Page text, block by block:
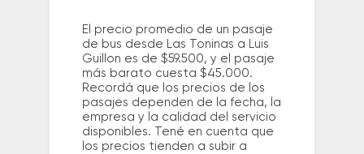
El precio promedio de un pasaje
de bus desde Las Toninas a Luis
Guillon es de $59.500, y el pasaje
más barato cuesta $45.000.
Recordá que los precios de los
pasajes dependen de la fecha, la
empresa y la calidad del servicio
disponibles. Tené en cuenta que
los precios tienden a subir a